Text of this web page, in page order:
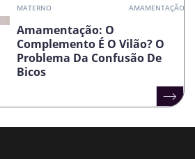
MATERNO
AMAMENTAÇÃO
Amamentação: O
Complemento É O Vilão? O
Problema Da Confusão De
Bicos